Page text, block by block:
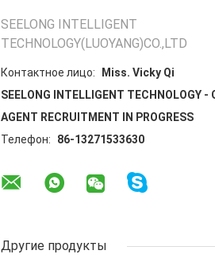
SEELONG INTELLIGENT
TECHNOLOGY(LUOYANG)CO.,LTD
Контактное лицо:
Miss. Vicky Qi
SEELONG INTELLIGENT TECHNOLOGY -
AGENT RECRUITMENT IN PROGRESS
Телефон:
86-13271533630
Другие продукты